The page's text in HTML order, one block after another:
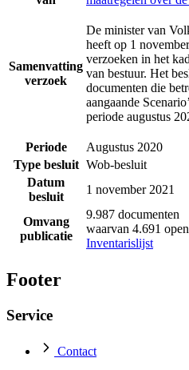
Samenvatting
verzoek
De minister van
heeft op 1
verzoeken in het
van bestuur. Het
documenten die
aangaande
periode augustus
Periode
Augustus 2020
Type besluit Wob-besluit
Datum
besluit
1 november 2021
Omvang
publicatie
9.987 documenten
waarvan 4.691
Inventarislijst
Footer
Service
Contact